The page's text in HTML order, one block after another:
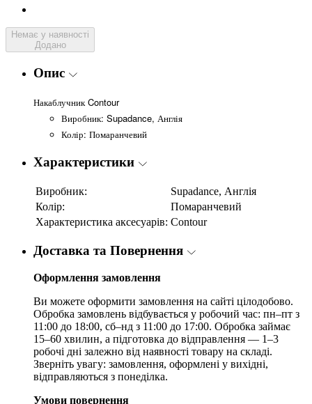
Немає у наявності
Додано
Опис
Накаблучник Contour
Виробник: Supadance, Англія
Колір: Помаранчевий
Характеристики
Виробник:
Supadance, Англія
Колір:
Помаранчевий
Характеристика аксесуарів: Contour
Доставка та Повернення
Оформлення замовлення
Ви можете оформити замовлення на сайті цілодобово.
Обробка замовлень відбувається у робочий час: пн–пт з
11:00 до 18:00, сб–нд з 11:00 до 17:00. Обробка займає
15–60 хвилин, а підготовка до відправлення — 1–3
робочі дні залежно від наявності товару на складі.
Зверніть увагу: замовлення, оформлені у вихідні,
відправляються з понеділка.
Умови повернення